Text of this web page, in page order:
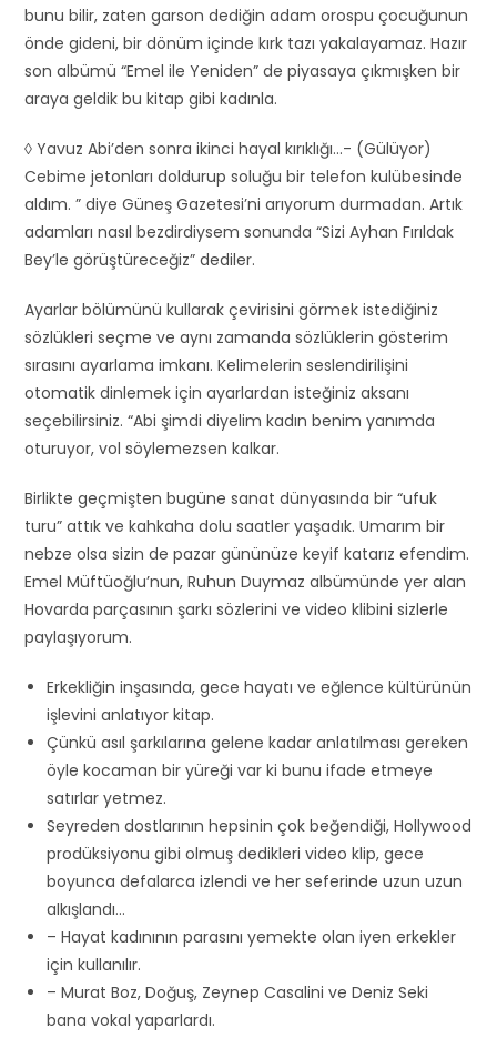
bunu bilir, zaten garson dediğin adam orospu çocuğunun
önde gideni, bir dönüm içinde kırk tazı yakalayamaz. Hazır
son albümü “Emel ile Yeniden” de piyasaya çıkmışken bir
araya geldik bu kitap gibi kadınla.
◊ Yavuz Abi’den sonra ikinci hayal kırıklığı…- (Gülüyor)
Cebime jetonları doldurup soluğu bir telefon kulübesinde
aldım. ” diye Güneş Gazetesi’ni arıyorum durmadan. Artık
adamları nasıl bezdirdiysem sonunda “Sizi Ayhan Fırıldak
Bey’le görüştüreceğiz” dediler.
Ayarlar bölümünü kullarak çevirisini görmek istediğiniz
sözlükleri seçme ve aynı zamanda sözlüklerin gösterim
sırasını ayarlama imkanı. Kelimelerin seslendirilişini
otomatik dinlemek için ayarlardan isteğiniz aksanı
seçebilirsiniz. “Abi şimdi diyelim kadın benim yanımda
oturuyor, vol söylemezsen kalkar.
Birlikte geçmişten bugüne sanat dünyasında bir “ufuk
turu” attık ve kahkaha dolu saatler yaşadık. Umarım bir
nebze olsa sizin de pazar gününüze keyif katarız efendim.
Emel Müftüoğlu’nun, Ruhun Duymaz albümünde yer alan
Hovarda parçasının şarkı sözlerini ve video klibini sizlerle
paylaşıyorum.
Erkekliğin inşasında, gece hayatı ve eğlence kültürünün
işlevini anlatıyor kitap.
Çünkü asıl şarkılarına gelene kadar anlatılması gereken
öyle kocaman bir yüreği var ki bunu ifade etmeye
satırlar yetmez.
Seyreden dostlarının hepsinin çok beğendiği, Hollywood
prodüksiyonu gibi olmuş dedikleri video klip, gece
boyunca defalarca izlendi ve her seferinde uzun uzun
alkışlandı…
– Hayat kadınının parasını yemekte olan iyen erkekler
için kullanılır.
– Murat Boz, Doğuş, Zeynep Casalini ve Deniz Seki
bana vokal yaparlardı.